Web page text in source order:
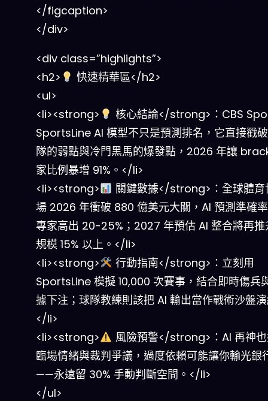
</figcaption>
</div>
<div class=”highlights”>
<h2>
快速精華區</h2>
<ul>
<li><strong>
核心結論</strong>：CBS
SportsLine AI 模型不只是預測排名，它直接戳
隊的弱點與冷門黑馬的爆發點，2026 年讓
家比例暴增 91%。</li>
<li><strong>
關鍵數據</strong>：全球體育
場 2026 年衝破 880 億美元大關，AI 預測準確
專家高出 20-25%；2027 年預估 AI 整合將再推
規模 15% 以上。</li>
<li><strong>
行動指南</strong>：立刻用
SportsLine 模擬 10,000 次賽事，結合即時傷兵
據下注；球隊教練則該把 AI 輸出當作戰術沙盤
</li>
<li><strong>
風險預警</strong>：AI 再神
臨場情緒與裁判爭議，過度依賴可能讓你輸光銀
——永遠留 30% 手動判斷空間。</li>
</ul>